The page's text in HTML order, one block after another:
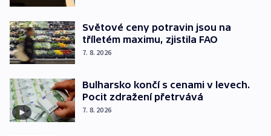
Světové ceny potravin jsou na
tříletém maximu, zjistila FAO
7. 8. 2026
Bulharsko končí s cenami v levech.
Pocit zdražení přetrvává
7. 8. 2026